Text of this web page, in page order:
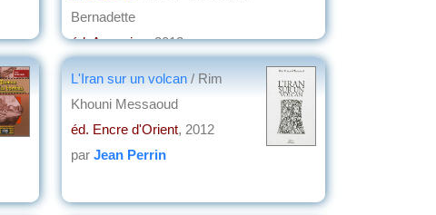
Bernadette
éd. Ausonius, 2012
L'Iran sur un volcan / Rim
Khouni Messaoud
éd. Encre d'Orient, 2012
par Jean Perrin